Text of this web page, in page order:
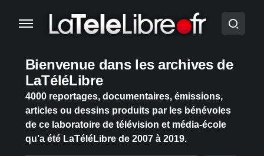
Bienvenue dans les archives de
LaTéléLibre
4000 reportages, documentaires, émissions,
articles ou dessins produits par les bénévoles
de ce laboratoire de télévision et média-école
qu’a été LaTéléLibre de 2007 à 2019.